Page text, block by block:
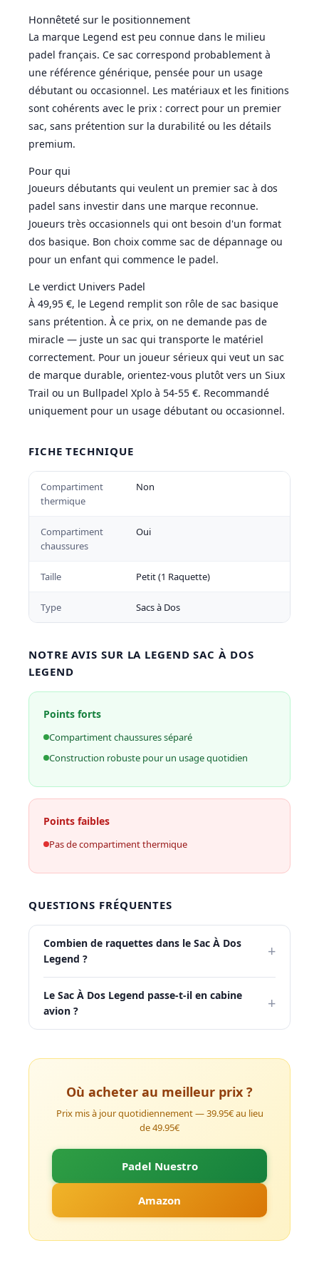
Honnêteté sur le positionnement
La marque Legend est peu connue dans le milieu
padel français. Ce sac correspond probablement à
une référence générique, pensée pour un usage
débutant ou occasionnel. Les matériaux et les finitions
sont cohérents avec le prix : correct pour un premier
sac, sans prétention sur la durabilité ou les détails
premium.
Pour qui
Joueurs débutants qui veulent un premier sac à dos
padel sans investir dans une marque reconnue.
Joueurs très occasionnels qui ont besoin d'un format
dos basique. Bon choix comme sac de dépannage ou
pour un enfant qui commence le padel.
Le verdict Univers Padel
À 49,95 €, le Legend remplit son rôle de sac basique
sans prétention. À ce prix, on ne demande pas de
miracle — juste un sac qui transporte le matériel
correctement. Pour un joueur sérieux qui veut un sac
de marque durable, orientez-vous plutôt vers un Siux
Trail ou un Bullpadel Xplo à 54-55 €. Recommandé
uniquement pour un usage débutant ou occasionnel.
FICHE TECHNIQUE
Compartiment
thermique
Non
Compartiment
chaussures
Oui
Taille Petit (1 Raquette)
Type Sacs à Dos
NOTRE AVIS SUR LA LEGEND SAC À DOS
LEGEND
Points forts
Compartiment chaussures séparé
Construction robuste pour un usage quotidien
Points faibles
Pas de compartiment thermique
QUESTIONS FRÉQUENTES
Combien de raquettes dans le Sac À Dos
Legend ?
+
Le Sac À Dos Legend passe-t-il en cabine
avion ?
+
Où acheter au meilleur prix ?
Prix mis à jour quotidiennement — 39.95€ au lieu
de 49.95€
Padel Nuestro
Amazon